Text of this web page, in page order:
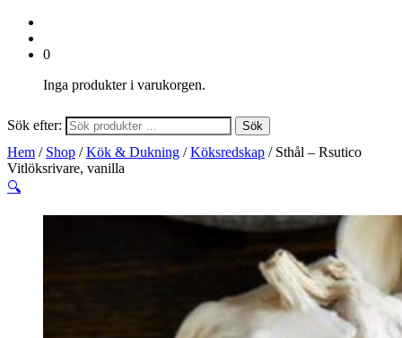
0
Inga produkter i varukorgen.
Sök efter: Sök
Hem / Shop /Kök & Dukning /Köksredskap / Sthål – Rsutico
Vitlöksrivare, vanilla
🔍